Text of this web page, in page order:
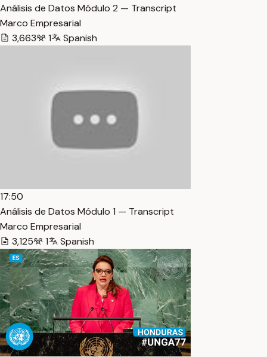
Análisis de Datos Módulo 2 — Transcript
Marco Empresarial
3,663
1 Spanish
17:50
Análisis de Datos Módulo 1 — Transcript
Marco Empresarial
3,125
1 Spanish